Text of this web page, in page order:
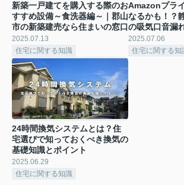
新築一戸建てを購入する際のお
すすめ設備～食洗器編～｜郡山
市の新築建売なら住まいの窓口
2025.07.13
住宅に関する知識
Amazonプラ
なるかも！？
の吸気口音漏
2025.07.06
住宅に関する知
24時間換気システムとは？住
宅選びで知っておくべき換気の
基礎知識とポイント
2025.06.29
住宅に関する知識